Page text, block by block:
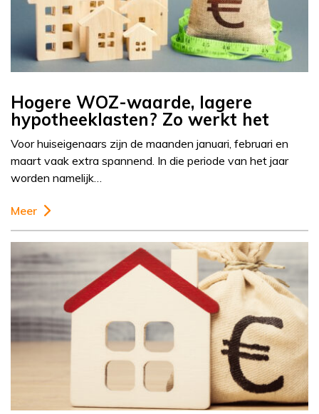
Hogere WOZ-waarde, lagere
hypotheeklasten? Zo werkt het
Voor huiseigenaars zijn de maanden januari, februari en
maart vaak extra spannend. In die periode van het jaar
worden namelijk…
Meer